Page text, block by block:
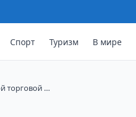
Спорт Туризм В мире
торговой …